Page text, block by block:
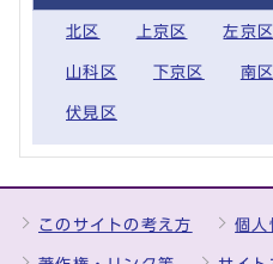
北区 上京区 左京区
山科区 下京区 南区
伏見区
このサイトの考え方 個人